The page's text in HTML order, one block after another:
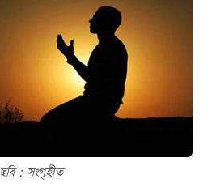
ছবি : সংগৃহীত